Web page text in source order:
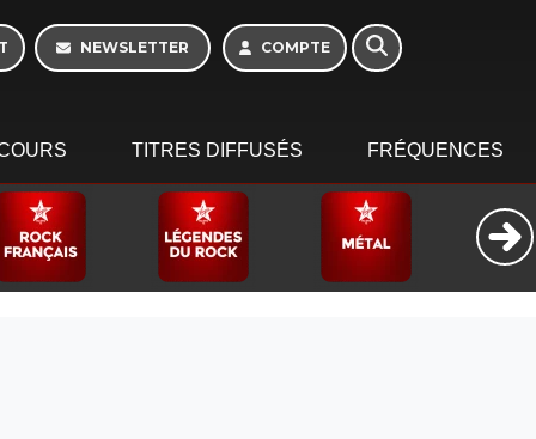
NEWSLETTER COMPTE
TITRES DIFFUSÉS FRÉQUENCES
10h - 13h